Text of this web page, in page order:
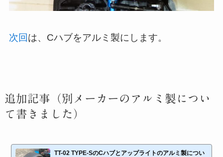
次回は、Cハブをアルミ製にします。
追加記事（別メーカーのアルミ製につい
て書きました）
TT-02 TYPE-SのCハブとアップライトのアルミ製につい